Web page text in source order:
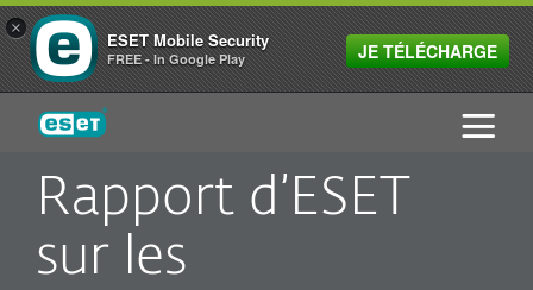
Rapport d’ESET
sur les
ESET
×
ESET Mobile Security
FREE - In Google Play JE TÉLÉCHARGE